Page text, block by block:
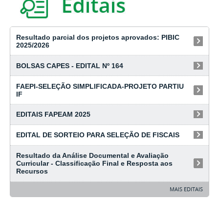
Resultado parcial dos projetos aprovados: PIBIC
2025/2026
BOLSAS CAPES - EDITAL Nº 164
FAEPI-SELEÇÃO SIMPLIFICADA-PROJETO PARTIU
IF
EDITAIS FAPEAM 2025
EDITAL DE SORTEIO PARA SELEÇÃO DE FISCAIS
Resultado da Análise Documental e Avaliação
Curricular - Classificação Final e Resposta aos
Recursos
MAIS EDITAIS